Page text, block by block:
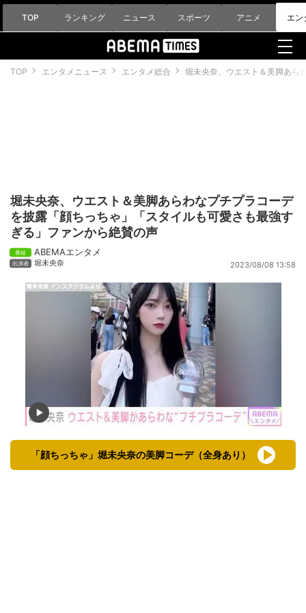
TOP ランキング ニュース スポーツ アニメ エン
TOP エンタメニュース エンタメ総合 堀未央奈、ウエスト＆美脚あら
堀未央奈、ウエスト＆美脚あらわなプチプラコーデ
を披露「顔ちっちゃ」「スタイルも可愛さも最強す
ぎる」ファンから絶賛の声
ABEMAエンタメ
堀未央奈 2023/08/08 13:58
「顔ちっちゃ」堀未央奈の美脚コーデ（全身あり）